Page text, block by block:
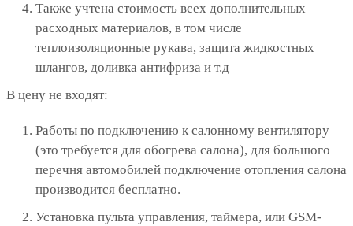
Также учтена стоимость всех дополнительных
расходных материалов, в том числе
теплоизоляционные рукава, защита жидкостных
шлангов, доливка антифриза и т.д
В цену не входят:
Работы по подключению к салонному вентилятору
(это требуется для обогрева салона), для большого
перечня автомобилей подключение отопления салона
производится бесплатно.
Установка пульта управления, таймера, или GSM-